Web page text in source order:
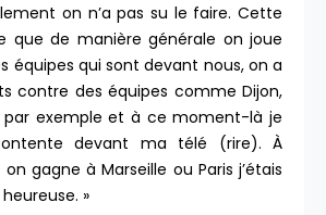
on n’a pas su le faire. Cette
que de manière générale on joue
équipes qui sont devant nous, on a
contre des équipes comme Dijon,
par exemple et à ce moment-là je
devant ma télé (rire). À
on gagne à Marseille ou Paris j’étais
»